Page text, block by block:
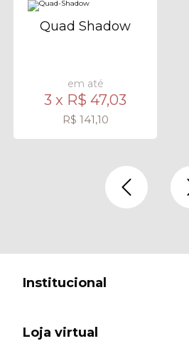
Quad Shadow
em até
3 x R$ 47,03
R$ 141,10
Institucional
Loja virtual